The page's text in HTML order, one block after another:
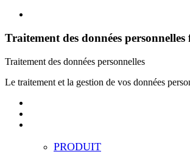
Traitement des données
Traitement des données personnelles
Le traitement et la gestion de vos données
PRODUIT